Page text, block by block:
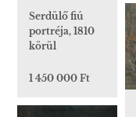
Serdülő fiú
portréja, 1810
körül
1 450 000 Ft